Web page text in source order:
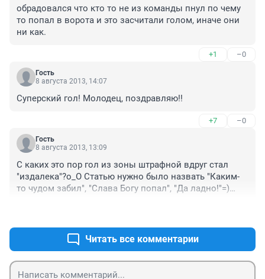
обрадовался что кто то не из команды пнул по чему
то попал в ворота и это засчитали голом, иначе они
ни как.
+1 –0
Гость
8 августа 2013, 14:07
Суперский гол! Молодец, поздравляю!!
+7 –0
Гость
8 августа 2013, 13:09
С каких это пор гол из зоны штрафной вдруг стал
"издалека"?о_О Статью нужно было назвать "Каким-
то чудом забил", "Слава Богу попал", "Да ладно!"=)
Читать все комментарии